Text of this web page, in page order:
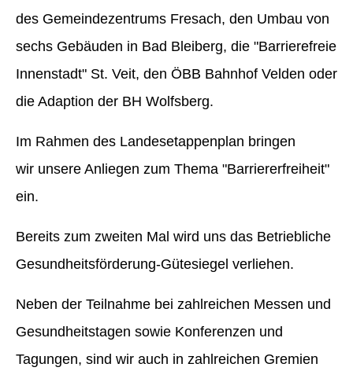
des Gemeindezentrums Fresach, den Umbau von
sechs Gebäuden in Bad Bleiberg, die "Barrierefreie
Innenstadt" St. Veit, den ÖBB Bahnhof Velden oder
die Adaption der BH Wolfsberg.
Im Rahmen des Landesetappenplan bringen
wir unsere Anliegen zum Thema "Barriererfreiheit"
ein.
Bereits zum zweiten Mal wird uns das Betriebliche
Gesundheitsförderung-Gütesiegel verliehen.
Neben der Teilnahme bei zahlreichen Messen und
Gesundheitstagen sowie Konferenzen und
Tagungen, sind wir auch in zahlreichen Gremien